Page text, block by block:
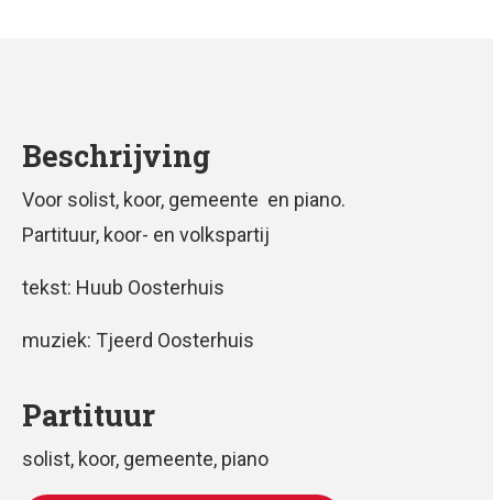
Beschrijving
Voor solist, koor, gemeente en piano.
Partituur, koor- en volkspartij
tekst: Huub Oosterhuis
muziek: Tjeerd Oosterhuis
Partituur
solist, koor, gemeente, piano